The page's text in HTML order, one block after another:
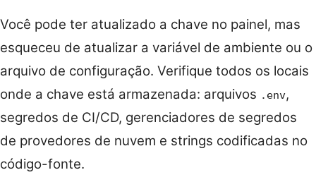
Você pode ter atualizado a chave no painel, mas
esqueceu de atualizar a variável de ambiente ou o
arquivo de configuração. Verifique todos os locais
onde a chave está armazenada: arquivos .env,
segredos de CI/CD, gerenciadores de segredos
de provedores de nuvem e strings codificadas no
código-fonte.